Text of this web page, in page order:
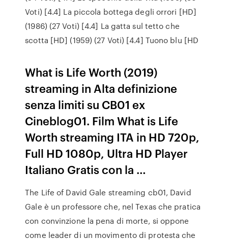
Voti) [4.4] La piccola bottega degli orrori [HD]
(1986) (27 Voti) [4.4] La gatta sul tetto che
scotta [HD] (1959) (27 Voti) [4.4] Tuono blu [HD
What is Life Worth (2019)
streaming in Alta definizione
senza limiti su CB01 ex
Cineblog01. Film What is Life
Worth streaming ITA in HD 720p,
Full HD 1080p, Ultra HD Player
Italiano Gratis con la …
The Life of David Gale streaming cb01, David
Gale è un professore che, nel Texas che pratica
con convinzione la pena di morte, si oppone
come leader di un movimento di protesta che